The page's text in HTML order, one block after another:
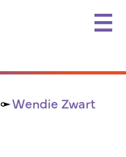
Wendie Zwart